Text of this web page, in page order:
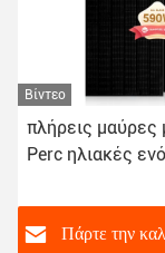
Βίντεο
πλήρεις μαύρες
Perc ηλιακές
συνδετήρα MC4
Πάρτε την